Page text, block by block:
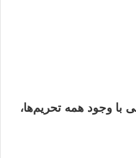
با وجود همه تحریم‌ها،